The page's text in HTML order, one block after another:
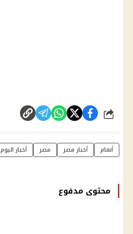
شارك
أنغام أخبار مصر مصر أخبار اليوم
محتوى مدفوع